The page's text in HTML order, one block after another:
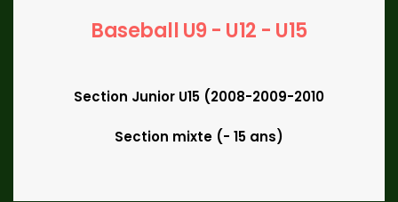
Baseball U9 - U12 - U15
Section Junior U15 (2008-2009-2010
Section mixte (- 15 ans)